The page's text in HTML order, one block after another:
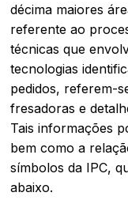
décima maiores
referente ao
técnicas que
tecnologias
pedidos, referem-
fresadoras e
Tais informações
bem como a
símbolos da IPC,
abaixo.